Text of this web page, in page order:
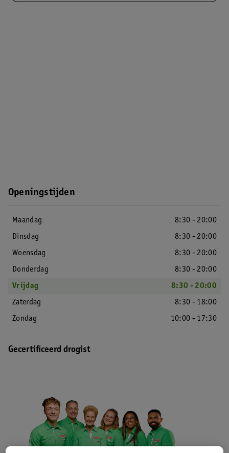
Openingstijden
Maandag
8:30 - 20:00
Dinsdag
8:30 - 20:00
Woensdag
8:30 - 20:00
Donderdag
8:30 - 20:00
Vrijdag
8:30 - 20:00
Zaterdag
8:30 - 18:00
Zondag
10:00 - 17:30
Gecertificeerd drogist